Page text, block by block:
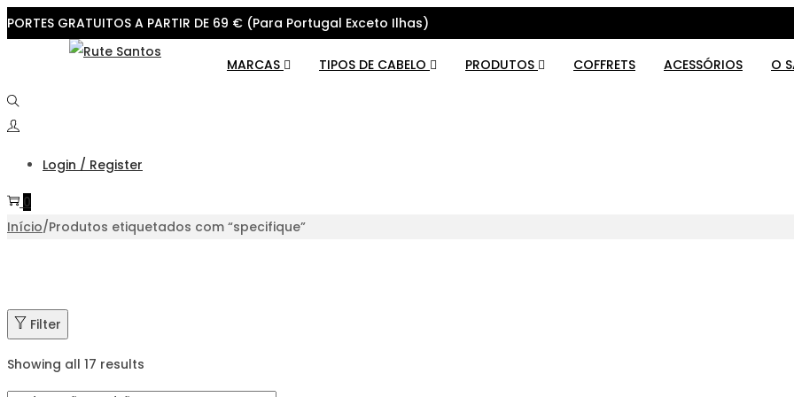
PORTES GRATUITOS A PARTIR DE 69 € (Para Portugal Exceto Ilhas)
navigation
content
MARCAS TIPOS DE CABELO PRODUTOS COFFRETS ACESSÓRIOS O
Login / Register
0
Início/Produtos etiquetados com “specifique”
Filter
Showing all 17 results